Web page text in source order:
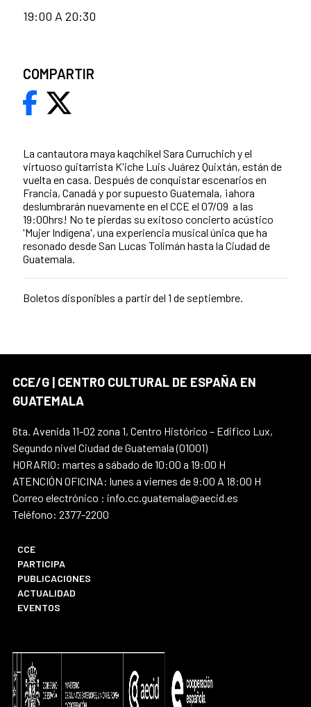
La cantautora maya kaqchikel Sara Curruchich y el
virtuoso guitarrista K'iche Luis Juárez Quixtán, están de
vuelta en casa. Después de conquistar escenarios en
Francia, Canadá y por supuesto Guatemala, ¡ahora
deslumbrarán nuevamente en el CCE el 07/09 a las
19:00hrs! No te pierdas su exitoso concierto acústico
'Mujer Indígena', una experiencia musical única que ha
resonado desde San Lucas Tolimán hasta la Ciudad de
Guatemala.
Boletos disponibles a partir del 1 de septiembre.
19:00 A 20:30
COMPARTIR
CCE/G | CENTRO CULTURAL DE ESPAÑA EN
GUATEMALA
6ta. Avenida 11-02 zona 1, Centro Histórico – Edifico Lux,
Segundo nivel Ciudad de Guatemala (01001)
HORARIO: martes a sábado de 10:00 a 19:00 H
ATENCIÓN OFICINA: lunes a viernes de 9:00 A 18:00 H
Correo electrónico : info.cc.guatemala@aecid.es
Teléfono: 2377-2200
CCE
PARTICIPA
PUBLICACIONES
ACTUALIDAD
EVENTOS